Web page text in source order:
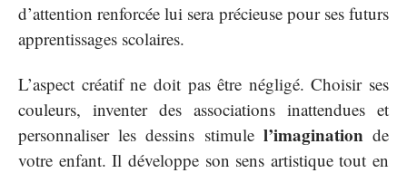
d’attention renforcée lui sera précieuse pour ses futurs
apprentissages scolaires.
L’aspect créatif ne doit pas être négligé. Choisir ses
couleurs, inventer des associations inattendues et
personnaliser les dessins stimule l’imaginationde
votre enfant. Il développe son sens artistique tout en